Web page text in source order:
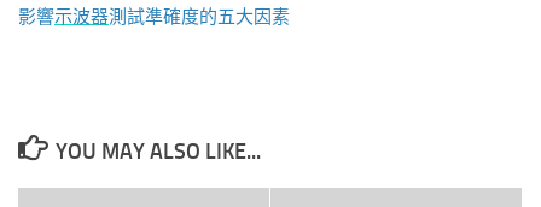
影響示波器測試準確度的五大因素
YOU MAY ALSO LIKE...